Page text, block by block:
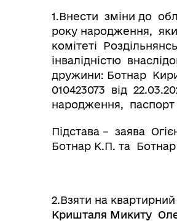
Колегіальні
1.Внести зміни до
року народження,
комітеті
інвалідністю
дружини: Ботнар
010423073 від
народження, паспорт
Підстава – заява
Ботнар К.П. та
2.Взяти на квартирний
Кришталя Микиту